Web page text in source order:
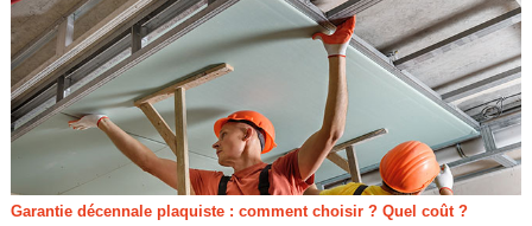
Garantie décennale plaquiste : comment choisir ? Quel coût ?